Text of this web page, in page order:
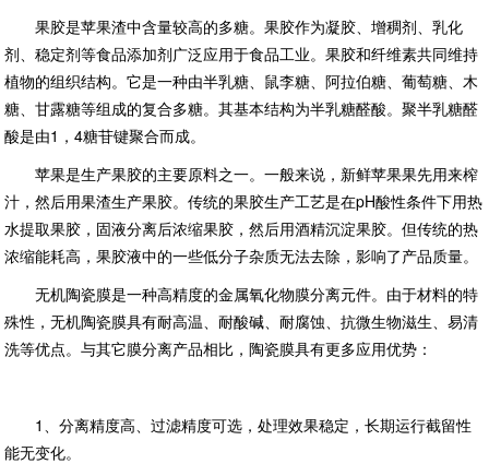
果胶是苹果渣中含量较高的多糖。果胶作为凝胶、增稠剂、乳化
剂、稳定剂等食品添加剂广泛应用于食品工业。果胶和纤维素共同维持
植物的组织结构。它是一种由半乳糖、鼠李糖、阿拉伯糖、葡萄糖、木
糖、甘露糖等组成的复合多糖。其基本结构为半乳糖醛酸。聚半乳糖醛
酸是由1，4糖苷键聚合而成。
苹果是生产果胶的主要原料之一。一般来说，新鲜苹果果先用来榨
汁，然后用果渣生产果胶。传统的果胶生产工艺是在pH酸性条件下用热
水提取果胶，固液分离后浓缩果胶，然后用酒精沉淀果胶。但传统的热
浓缩能耗高，果胶液中的一些低分子杂质无法去除，影响了产品质量。
无机陶瓷膜是一种高精度的金属氧化物膜分离元件。由于材料的特
殊性，无机陶瓷膜具有耐高温、耐酸碱、耐腐蚀、抗微生物滋生、易清
洗等优点。与其它膜分离产品相比，陶瓷膜具有更多应用优势：
1、分离精度高、过滤精度可选，处理效果稳定，长期运行截留性
能无变化。